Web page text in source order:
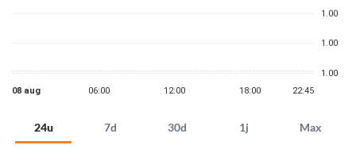
24u 7d 30d 1j Max